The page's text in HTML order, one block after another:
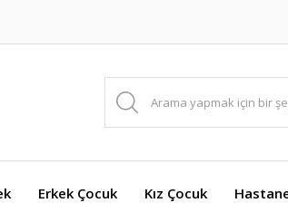
Erkek Çocuk Kız Çocuk Hastane